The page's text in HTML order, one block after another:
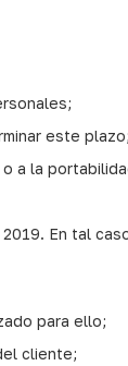
este plazo;
a la
En tal
para ello;
cliente;